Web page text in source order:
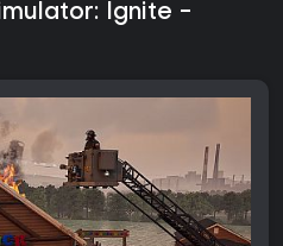
Ignite -